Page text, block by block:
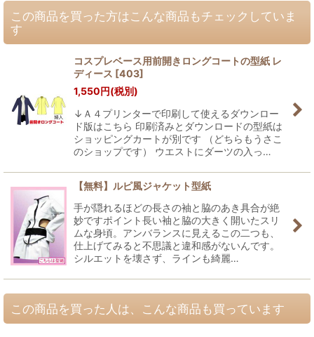
この商品を買った方はこんな商品もチェックしていま
す
コスプレベース用前開きロングコートの型紙 レ
ディース [403]
1,550円(税別)
↓Ａ４プリンターで印刷して使えるダウンロー
ド版はこちら 印刷済みとダウンロードの型紙は
ショッピングカートが別です （どちらもうさこ
のショップです） ウエストにダーツの入っ…
【無料】ルピ風ジャケット型紙
手が隠れるほどの長さの袖と脇のあき具合が絶
妙ですポイント長い袖と脇の大きく開いたスリ
ムな身頃。アンバランスに見えるこの二つも、
仕上げてみると不思議と違和感がないんです。
シルエットを壊さず、ラインも綺麗…
この商品を買った人は、こんな商品も買っています